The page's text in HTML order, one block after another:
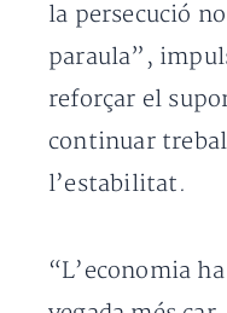
la persecució
paraula”,
reforçar el
continuar
l’estabilitat.
“L’economia